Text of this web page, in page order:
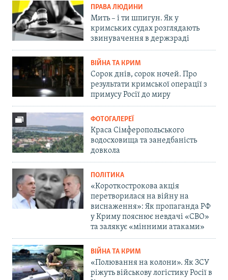
ПРАВА ЛЮДИНИ
Мить – і ти шпигун. Як у
кримських судах розглядають
звинувачення в держзраді
ВІЙНА ТА КРИМ
Сорок днів, сорок ночей. Про
результати кримської операції з
примусу Росії до миру
ФОТОГАЛЕРЕЇ
Краса Сімферопольського
водосховища та занедбаність
довкола
ПОЛІТИКА
«Короткострокова акція
перетворилася на війну на
виснаження»: Як пропаганда РФ
у Криму пояснює невдачі «СВО»
та залякує «мінними атаками»
ВІЙНА ТА КРИМ
«Полювання на колони». Як ЗСУ
ріжуть військову логістику Росії в